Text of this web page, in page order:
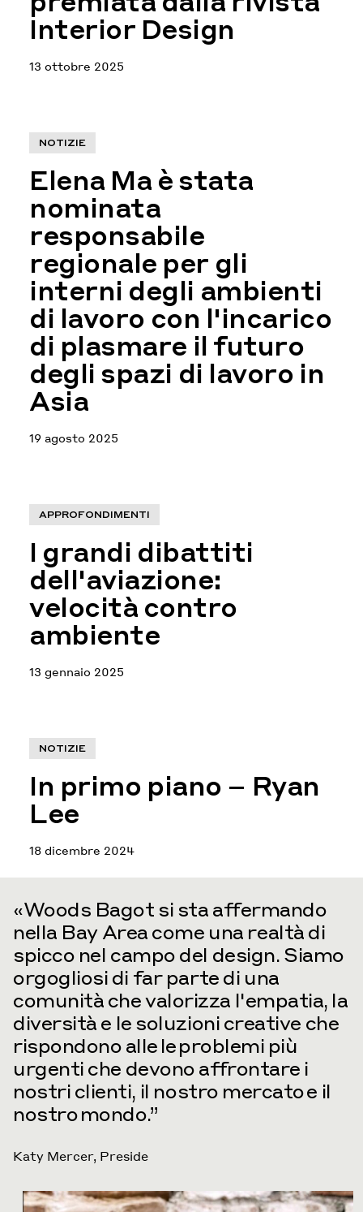
Interior Design
13 ottobre 2025
NOTIZIE
Elena Ma è stata
nominata
responsabile
regionale per gli
interni degli ambienti
di lavoro con l'incarico
di plasmare il futuro
degli spazi di lavoro in
Asia
19 agosto 2025
APPROFONDIMENTI
I grandi dibattiti
dell'aviazione:
velocità contro
ambiente
13 gennaio 2025
NOTIZIE
In primo piano – Ryan
Lee
18 dicembre 2024
«Woods Bagot si sta affermando
nella Bay Area come una realtà di
spicco nel campo del design. Siamo
orgogliosi di far parte di una
comunità che valorizza l'empatia, la
diversità e le soluzioni creative che
rispondono alle le problemi più
urgenti che devono affrontare i
nostri clienti, il nostro mercato e il
nostro mondo.”
Katy Mercer, Preside